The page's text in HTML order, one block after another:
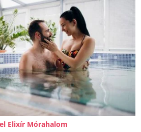
Elixír Mórahalom